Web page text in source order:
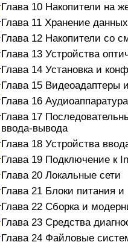
Глава 10 Накопители на
Глава 11 Хранение
Глава 12 Накопители со
Глава 13 Устройства
Глава 14 Установка и
Глава 15 Видеоадаптеры
Глава 16 Аудиоаппаратура
Глава 17
ввода-вывода
Глава 18 Устройства
Глава 19 Подключение к
Глава 20 Локальные сети
Глава 21 Блоки питания и
Глава 22 Сборка и
Глава 23 Средства
Глава 24 Файловые